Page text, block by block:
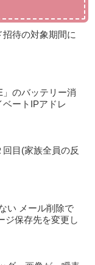
待の対象期間に
」のバッテリー消
ートIPアドレ
目(家族全員の反
い メール削除で
ジ保存先を変更し